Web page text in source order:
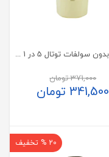
شامپو بدون سولفات توتال 5 در 1 کامان
371,000تومان
341,500تومان
20 % تخفیف